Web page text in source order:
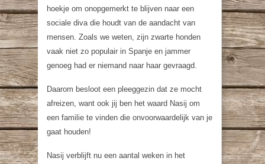
hoekje om onopgemerkt te blijven naar een
sociale diva die houdt van de aandacht van
mensen. Zoals we weten, zijn zwarte honden
vaak niet zo populair in Spanje en jammer
genoeg had er niemand naar haar gevraagd.
Daarom besloot een pleeggezin dat ze mocht
afreizen, want ook jij ben het waard Nasij om
een familie te vinden die onvoorwaardelijk van je
gaat houden!
Nasij verblijft nu een aantal weken in het